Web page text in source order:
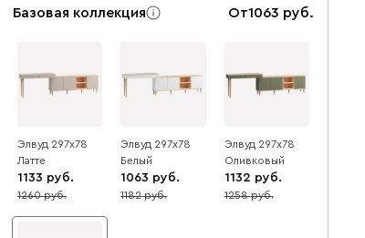
Базовая коллекция От1063
Элвуд 297x78
Латте
1133
10
1260
Элвуд 297x78
Белый
1063
10
1182
Элвуд 297x78
Оливковый
1132
10
1258